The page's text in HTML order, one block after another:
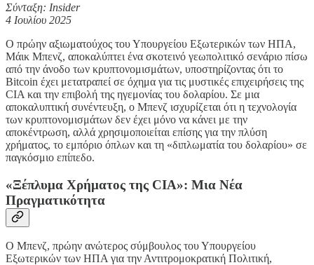
Σύνταξη: Insider
4 Ιουλίου 2025
Ο πρώην αξιωματούχος του Υπουργείου Εξωτερικών των ΗΠΑ,
Μάικ Μπενζ, αποκαλύπτει ένα σκοτεινό γεωπολιτικό σενάριο πίσω
από την άνοδο των κρυπτονομισμάτων, υποστηρίζοντας ότι το
Bitcoin έχει μετατραπεί σε όχημα για τις μυστικές επιχειρήσεις της
CIA και την επιβολή της ηγεμονίας του δολαρίου. Σε μια
αποκαλυπτική συνέντευξη, ο Μπενζ ισχυρίζεται ότι η τεχνολογία
των κρυπτονομισμάτων δεν έχει μόνο να κάνει με την
αποκέντρωση, αλλά χρησιμοποιείται επίσης για την πλύση
χρήματος, το εμπόριο όπλων και τη «διπλωματία του δολαρίου» σε
παγκόσμιο επίπεδο.
«Ξέπλυμα Χρήματος της CIA»: Μια Νέα
Πραγματικότητα
Ο Μπενζ, πρώην ανώτερος σύμβουλος του Υπουργείου
Εξωτερικών των ΗΠΑ για την Αντιτρομοκρατική Πολιτική,